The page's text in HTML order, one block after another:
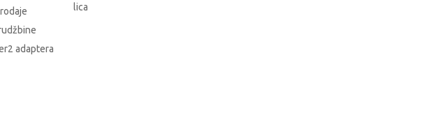
adaptera
lica